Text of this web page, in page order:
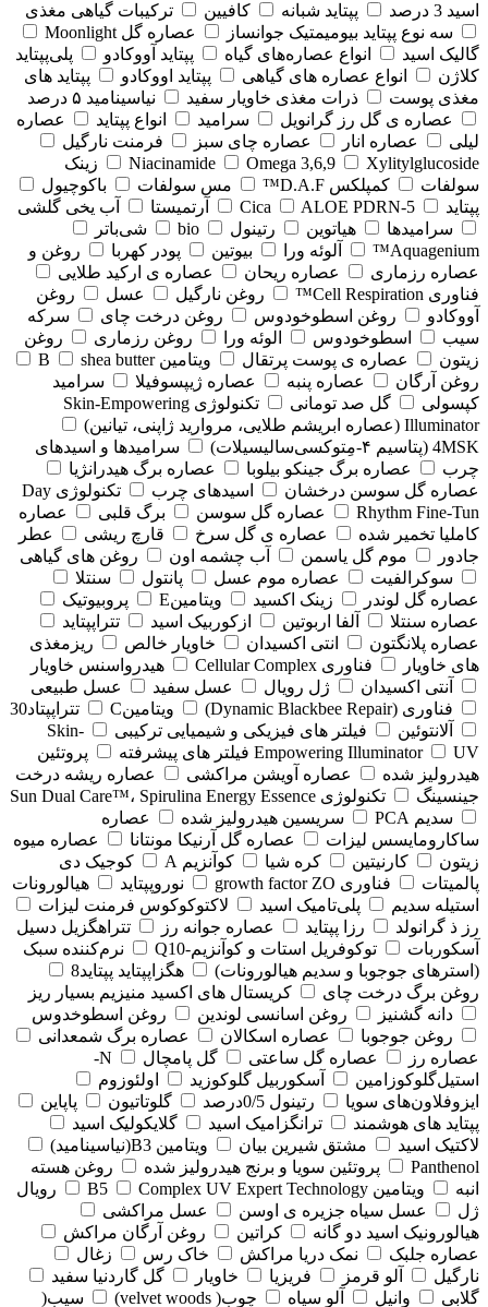
اسید 3 درصد
پپتاید شبانه کافیین
ترکیبات گیاهی مغذی
سه نوع پپتاید بیومیمتیک جوانساز
عصاره گل Moonlight
گالیک اسید
انواع عصاره‌های گیاه پپتاید آووکادو
پلی‌پپتاید
کلاژن
انواع عصاره های گیاهی پپتاید اووکادو
پپتاید های
مغذی پوست
ذرات مغذی خاویار سفید
نیاسینامید ۵ درصد
عصاره ی گل رز گرانویل
سرامید انواع پپتاید
عصاره
لیلی
عصاره انار عصاره چای سبز
فرمنت نارگیل
Niacinamide
Omega 3,6,9 Xylitylglucoside
زینک
سولفات
کمپلکس D.A.F™ مس سولفات
باکوچیول
پپتاید
5-Cica
ALOE PDRN آرتمیستا
آب یخی گلشی
سرامیدها
هیاتوین رتینول bio
شی‌باتر
Aquagenium™
آلوئه ورا بیوتین پودر کهربا
روغن و
عصاره رزماری
عصاره ریحان
عصاره ی ارکید طلایی
فناوری Cell Respiration™
روغن نارگیل عسل
روغن
آووکادو
روغن اسطوخودوس روغن درخت چای
سرکه
سیب
اسطوخودوس الوئه ورا روغن رزماری
روغن
زیتون
عصاره ی پوست پرتقال ویتامین Bshea butter
روغن آرگان
عصاره پنبه عصاره ژیپسوفیلا
سرامید
کپسولی
گل صد تومانی
تکنولوژی Skin-Empowering
Illuminator (عصاره ابریشم طلایی، مروارید ژاپنی، تیانین)
4MSK (پتاسیم ۴‑مِتوکسی‌سالیسیلات)
سرامیدها و اسیدهای
چرب
عصاره برگ جینکو بیلوبا
عصاره برگ هیدرانژیا
عصاره گل سوسن درخشان
اسیدهای چرب
تکنولوژی Day
Rhythm Fine‑Tun
عصاره گل سوسن برگ قلبی
عصاره
کاملیا تخمیر شده
عصاره ی گل سرخ قارچ ریشی
عطر
جادور
موم گل یاسمن آب چشمه اون
روغن های گیاهی
سوکرالفیت
عصاره موم عسل پانتول
سنتلا
عصاره گل لوندر
زینک اکسید ویتامینE
پروبیوتیک
عصاره سنتلا
آلفا اربوتین ازکوربیک اسید
تتراپپتاید
عصاره پلانگتون
انتی اکسیدان خاویار خالص
ریزمغذی
های خاویار
فناوری Cellular Complex
هیدرواسنس خاویار
آنتی اکسیدان
ژل رویال عسل سفید
عسل طبیعی
فناوری (‏Dynamic Blackbee Repair)
ویتامینC
تتراپپتاد30
آلانتوئین
فیلتر های فیزیکی و شیمیایی ترکیبی
Skin-
Empowering Illuminator
UV فیلتر های پیشرفته
پروتئین
هیدرولیز شده
عصاره آویشن مراکشی
عصاره ریشه درخت
جینسینگ
تکنولوژی Sun Dual Care™، Spirulina Energy Essence
سدیم PCA
سریسین هیدرولیز شده
عصاره
ساکارومایسس لیزات
عصاره گل آرنیکا مونتانا
عصاره میوه
زیتون
کارنیتین کره شیا کوآنزیم A
کوجیک دی
پالمیتات
فناوری growth factor ZO نوروپپتاید
هیالورونات
استیله سدیم
پلی‌تامیک اسید
لاکتوکوکوس فرمنت لیزات
رز ذ گرانولد
رزا پپتاید عصاره جوانه رز
تتراهگزیل دسیل
آسکوربات
توکوفریل استات و کوآنزیم-Q10
نرم‌کننده سبک
(استرهای جوجوبا و سدیم هیالورونات)
هگزاپپتاید پپتاید8
روغن برگ درخت چای
کریستال های اکسید منیزیم بسیار ریز
دانه گشنیز
روغن اسانسی لوندین
روغن اسطوخدوس
روغن جوجوبا
عصاره اسکالان
عصاره برگ شمعدانی
عصاره رز
عصاره گل ساعتی گل پامچال
N-
استیل‌گلوکوزامین
آسکوربیل گلوکوزید
اولئوزوم
ایزوفلاون‌های سویا
رتینول 0/5درصد گلوتاتیون
پاپاین
پپتاید های هوشمند
ترانگزامیک اسید
گلایکولیک اسید
لاکتیک اسید
مشتق شیرین بیان
ویتامین B3(نیاسینامید)
Panthenol
پروتئین سویا و برنج هیدرولیز شده
روغن هسته
انبه
ویتامین B5 Complex UV Expert Technology
رویال
ژل
عسل سیاه جزیره ی اوسن
عسل مراکشی
هیالورونیک اسید دو گانه
کراتین
روغن آرگان مراکش
عصاره جلبک
نمک دریا مراکش خاک رس
زغال
نارگیل
آلو قرمز فریزیا خاویار
گل گاردنیا سفید
گلابی
وانیل آلو سیاه چوب( velvet woods) سیب(